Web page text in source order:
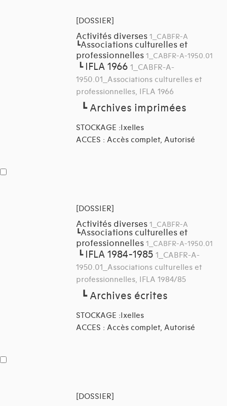
[DOSSIER]
Activités diverses 1_CABFR-A
┗Associations culturelles et
professionnelles 1_CABFR-A-1950.01
┗ IFLA 1966 1_CABFR-A-
1950.01_Associations culturelles et
professionnelles, IFLA 1966
┗Archives imprimées
STOCKAGE :Ixelles
ACCES : Accès complet, Autorisé
[DOSSIER]
Activités diverses 1_CABFR-A
┗Associations culturelles et
professionnelles 1_CABFR-A-1950.01
┗ IFLA 1984-1985 1_CABFR-A-
1950.01_Associations culturelles et
professionnelles, IFLA 1984/85
┗Archives écrites
STOCKAGE :Ixelles
ACCES : Accès complet, Autorisé
[DOSSIER]